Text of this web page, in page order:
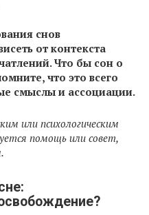
снов
от контекста
Что бы сон о
что это всего
смыслы и ассоциации.
или психологическим
помощь или совет,